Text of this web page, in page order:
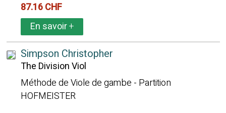
87.16 CHF
En savoir+
Simpson Christopher
The Division Viol
Méthode de Viole de gambe - Partition
HOFMEISTER